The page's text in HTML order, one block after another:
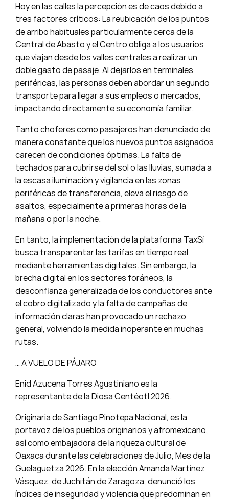
Hoy en las calles la percepción es de caos debido a
tres factores críticos: La reubicación de los puntos
de arribo habituales particularmente cerca de la
Central de Abasto y el Centro obliga a los usuarios
que viajan desde los valles centrales a realizar un
doble gasto de pasaje. Al dejarlos en terminales
periféricas, las personas deben abordar un segundo
transporte para llegar a sus empleos o mercados,
impactando directamente su economía familiar.
Tanto choferes como pasajeros han denunciado de
manera constante que los nuevos puntos asignados
carecen de condiciones óptimas. La falta de
techados para cubrirse del sol o las lluvias, sumada a
la escasa iluminación y vigilancia en las zonas
periféricas de transferencia, eleva el riesgo de
asaltos, especialmente a primeras horas de la
mañana o por la noche.
En tanto, la implementación de la plataforma TaxSí
busca transparentar las tarifas en tiempo real
mediante herramientas digitales. Sin embargo, la
brecha digital en los sectores foráneos, la
desconfianza generalizada de los conductores ante
el cobro digitalizado y la falta de campañas de
información claras han provocado un rechazo
general, volviendo la medida inoperante en muchas
rutas.
… A VUELO DE PÁJARO
Enid Azucena Torres Agustiniano es la
representante de la Diosa Centéotl 2026.
Originaria de Santiago Pinotepa Nacional, es la
portavoz de los pueblos originarios y afromexicano,
así como embajadora de la riqueza cultural de
Oaxaca durante las celebraciones de Julio, Mes de la
Guelaguetza 2026. En la elección Amanda Martínez
Vásquez, de Juchitán de Zaragoza, denunció los
índices de inseguridad y violencia que predominan en